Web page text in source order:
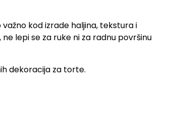
kod izrade haljina, tekstura i
lepi se za ruke ni za radnu površinu
dekoracija za torte.